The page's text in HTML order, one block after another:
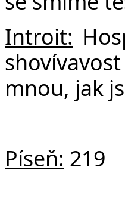
Introit:
mnou, jak
Píseň: 219